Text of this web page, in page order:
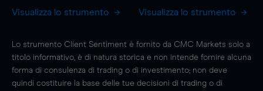
Visualizza lo strumento Visualizza lo strumento
Lo strumento Client Sentiment è fornito da CMC Markets solo a
titolo informativo, è di natura storica e non intende fornire alcuna
forma di consulenza di trading o di investimento; non deve
quindi costituire la base delle tue decisioni di trading o di